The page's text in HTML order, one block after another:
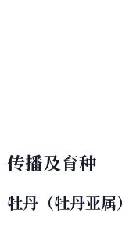
传播及育种
牡丹（牡丹亚属）